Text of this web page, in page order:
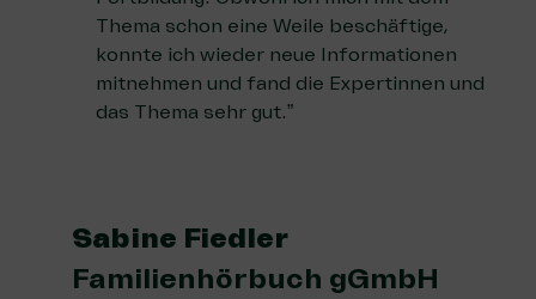
Thema schon eine Weile beschäftige,
konnte ich wieder neue Informationen
mitnehmen und fand die Expertinnen und
das Thema sehr gut.”
Sabine Fiedler
Familienhörbuch gGmbH